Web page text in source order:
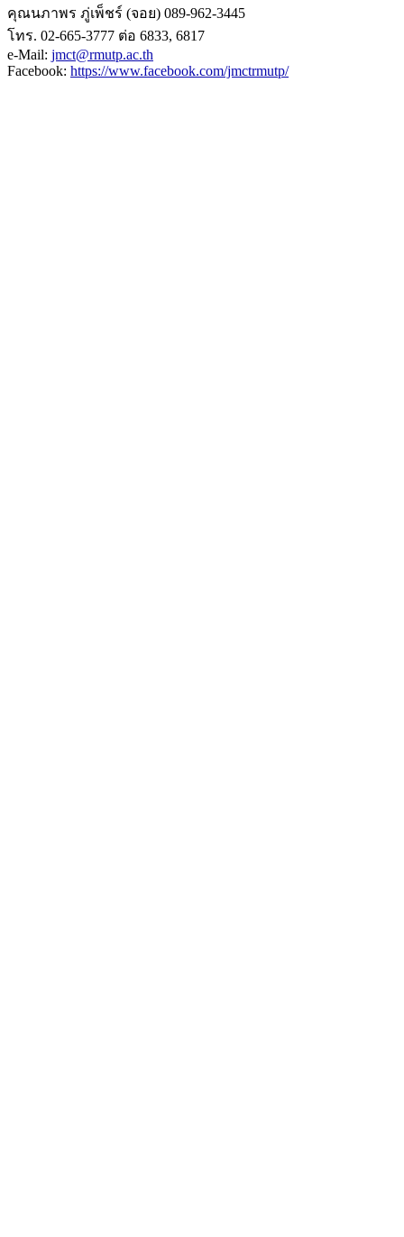
คุณนภาพร ภู่เพ็ชร์ (จอย) 089-962-3445
โทร. 02-665-3777 ต่อ 6833, 6817
e-Mail: jmct@rmutp.ac.th
Facebook: https://www.facebook.com/jmctrmutp/